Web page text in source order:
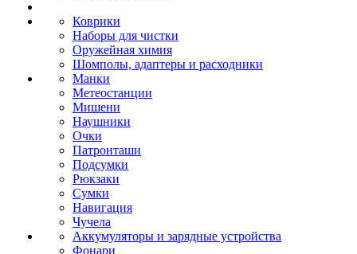
Коврики
Наборы для чистки
Оружейная химия
Шомполы, адаптеры и расходники
Манки
Метеостанции
Мишени
Наушники
Очки
Патронташи
Подсумки
Рюкзаки
Сумки
Навигация
Чучела
Аккумуляторы и зарядные устройства
Фонари